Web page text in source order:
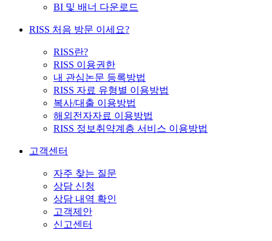
BI 및 배너 다운로드
RISS 처음 방문 이세요?
RISS란?
RISS 이용권한
내 관심논문 등록방법
RISS 자료 유형별 이용방법
복사/대출 이용방법
해외전자자료 이용방법
RISS 정보취약계층 서비스 이용방법
고객센터
자주 찾는 질문
상담 신청
상담 내역 확인
고객제안
신고센터